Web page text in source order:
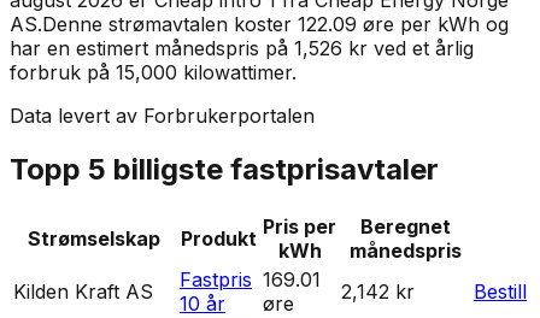
AS.Denne strømavtalen koster 122.09 øre per kWh og
har en estimert månedspris på 1,526 kr ved et årlig
forbruk på 15,000 kilowattimer.
Data levert av Forbrukerportalen
Topp 5 billigste fastprisavtaler
Strømselskap Produkt Pris per
kWh
Beregnet
månedspris
Kilden Kraft AS
Fastpris
10 år
169.01
øre
2,142 kr
Bestill